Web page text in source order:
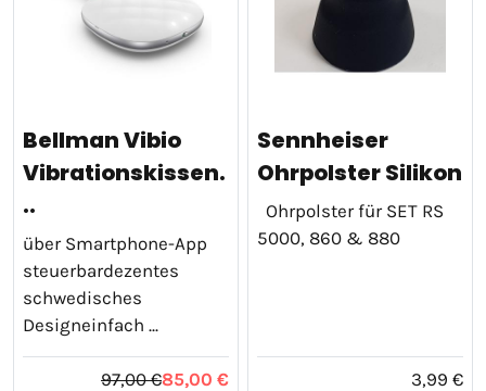
Bellman Vibio
Vibrationskissen.
..
über Smartphone-App
steuerbardezentes
schwedisches
Designeinfach ...
97,00 €85,00 €
Sennheiser
Ohrpolster Silikon
Ohrpolster für SET RS
5000, 860 & 880
3,99 €